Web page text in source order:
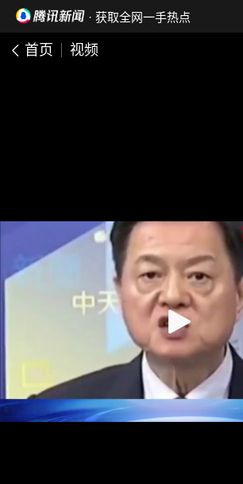
· 获取全网一手热点
首页 视频